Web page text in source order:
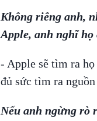
Không riêng anh,
Apple, anh nghĩ họ
- Apple sẽ tìm ra
đủ sức tìm ra nguồn
Nếu anh ngừng rò